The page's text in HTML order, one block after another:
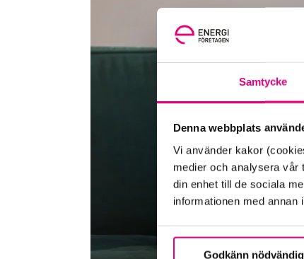
Samtycke
Denna webbplats
Vi använder kakor
medier och analysera vår
din enhet till de sociala
informationen med
Godkänn